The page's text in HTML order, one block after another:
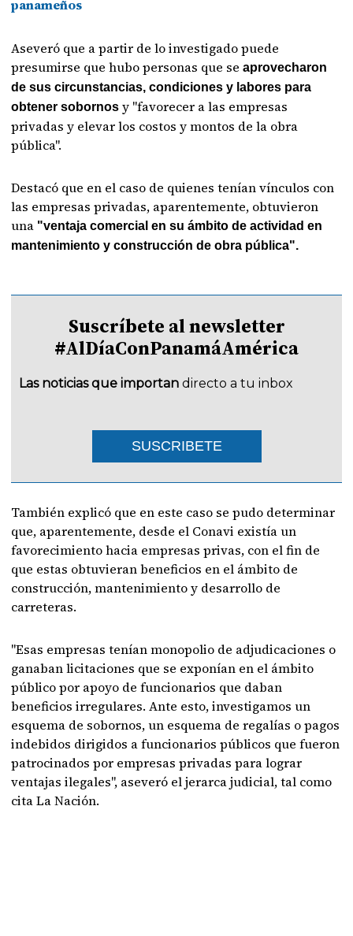
panameños
Aseveró que a partir de lo investigado puede
presumirse que hubo personas que se aprovecharon
de sus circunstancias, condiciones y labores para
obtener sobornosy "favorecer a las empresas
privadas y elevar los costos y montos de la obra
pública".
Destacó que en el caso de quienes tenían vínculos con
las empresas privadas, aparentemente, obtuvieron
una "ventaja comercial en su ámbito de actividad en
mantenimiento y construcción de obra pública".
Suscríbete al newsletter
#AlDíaConPanamáAmérica
Las noticias que importan directo a tu inbox
SUSCRIBETE
También explicó que en este caso se pudo determinar
que, aparentemente, desde el Conavi existía un
favorecimiento hacia empresas privas, con el fin de
que estas obtuvieran beneficios en el ámbito de
construcción, mantenimiento y desarrollo de
carreteras.
"Esas empresas tenían monopolio de adjudicaciones o
ganaban licitaciones que se exponían en el ámbito
público por apoyo de funcionarios que daban
beneficios irregulares. Ante esto, investigamos un
esquema de sobornos, un esquema de regalías o pagos
indebidos dirigidos a funcionarios públicos que fueron
patrocinados por empresas privadas para lograr
ventajas ilegales", aseveró el jerarca judicial, tal como
cita La Nación.